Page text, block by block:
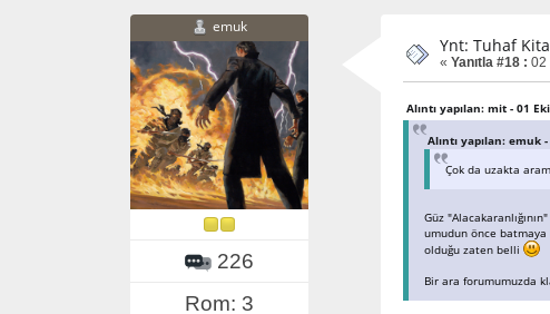
emuk
226
Rom: 3
Ynt: Tuhaf
« Yanıtla #18 : 02
Alıntı yapılan: mit - 01
Alıntı yapılan: emuk
Çok da uzakta
Güz
umudun önce batmaya
olduğu zaten belli
Bir ara forumumuzda